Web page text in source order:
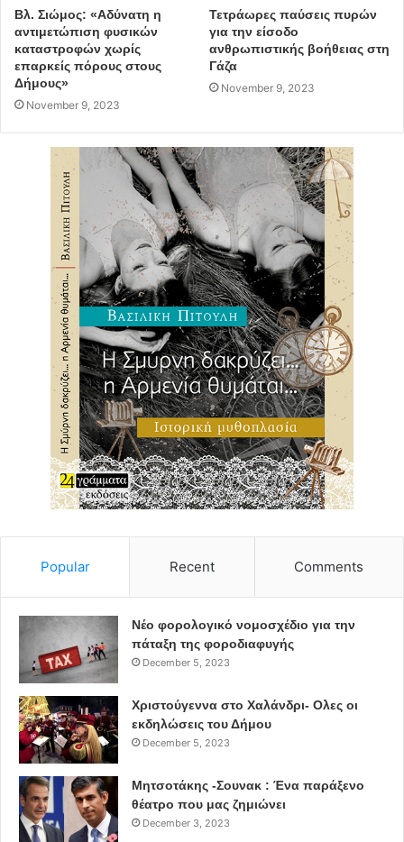
Βλ. Σιώμος: «Αδύνατη η
αντιμετώπιση φυσικών
καταστροφών χωρίς
επαρκείς πόρους στους
Δήμους»
November 9, 2023
Τετράωρες παύσεις πυρών
για την είσοδο
ανθρωπιστικής βοήθειας στη
Γάζα
November 9, 2023
Popular Recent Comments
Νέο φορολογικό νομοσχέδιο για την
πάταξη της φοροδιαφυγής
December 5, 2023
Χριστούγεννα στο Χαλάνδρι- Ολες οι
εκδηλώσεις του Δήμου
December 5, 2023
Μητσοτάκης -Σουνακ : Ένα παράξενο
θέατρο που μας ζημιώνει
December 3, 2023